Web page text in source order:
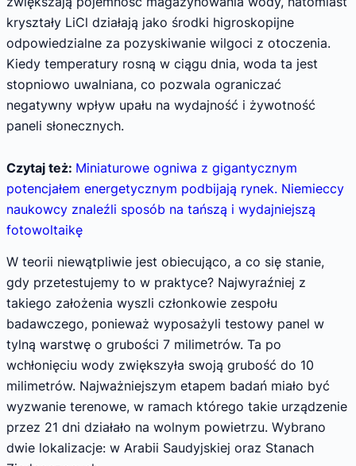
kryształy LiCl działają jako środki higroskopijne
odpowiedzialne za pozyskiwanie wilgoci z otoczenia.
Kiedy temperatury rosną w ciągu dnia, woda ta jest
stopniowo uwalniana, co pozwala ograniczać
negatywny wpływ upału na wydajność i żywotność
paneli słonecznych.
Czytaj też: Miniaturowe ogniwa z gigantycznym
potencjałem energetycznym podbijają rynek. Niemieccy
naukowcy znaleźli sposób na tańszą i wydajniejszą
fotowoltaikę
W teorii niewątpliwie jest obiecująco, a co się stanie,
gdy przetestujemy to w praktyce? Najwyraźniej z
takiego założenia wyszli członkowie zespołu
badawczego, ponieważ wyposażyli testowy panel w
tylną warstwę o grubości 7 milimetrów. Ta po
wchłonięciu wody zwiększyła swoją grubość do 10
milimetrów. Najważniejszym etapem badań miało być
wyzwanie terenowe, w ramach którego takie urządzenie
przez 21 dni działało na wolnym powietrzu. Wybrano
dwie lokalizacje: w Arabii Saudyjskiej oraz Stanach